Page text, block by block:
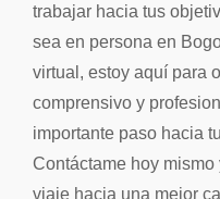
trabajar hacia tus
sea en persona en
virtual, estoy aquí para
comprensivo y
importante paso hacia
Contáctame hoy
viaje hacia una mejor